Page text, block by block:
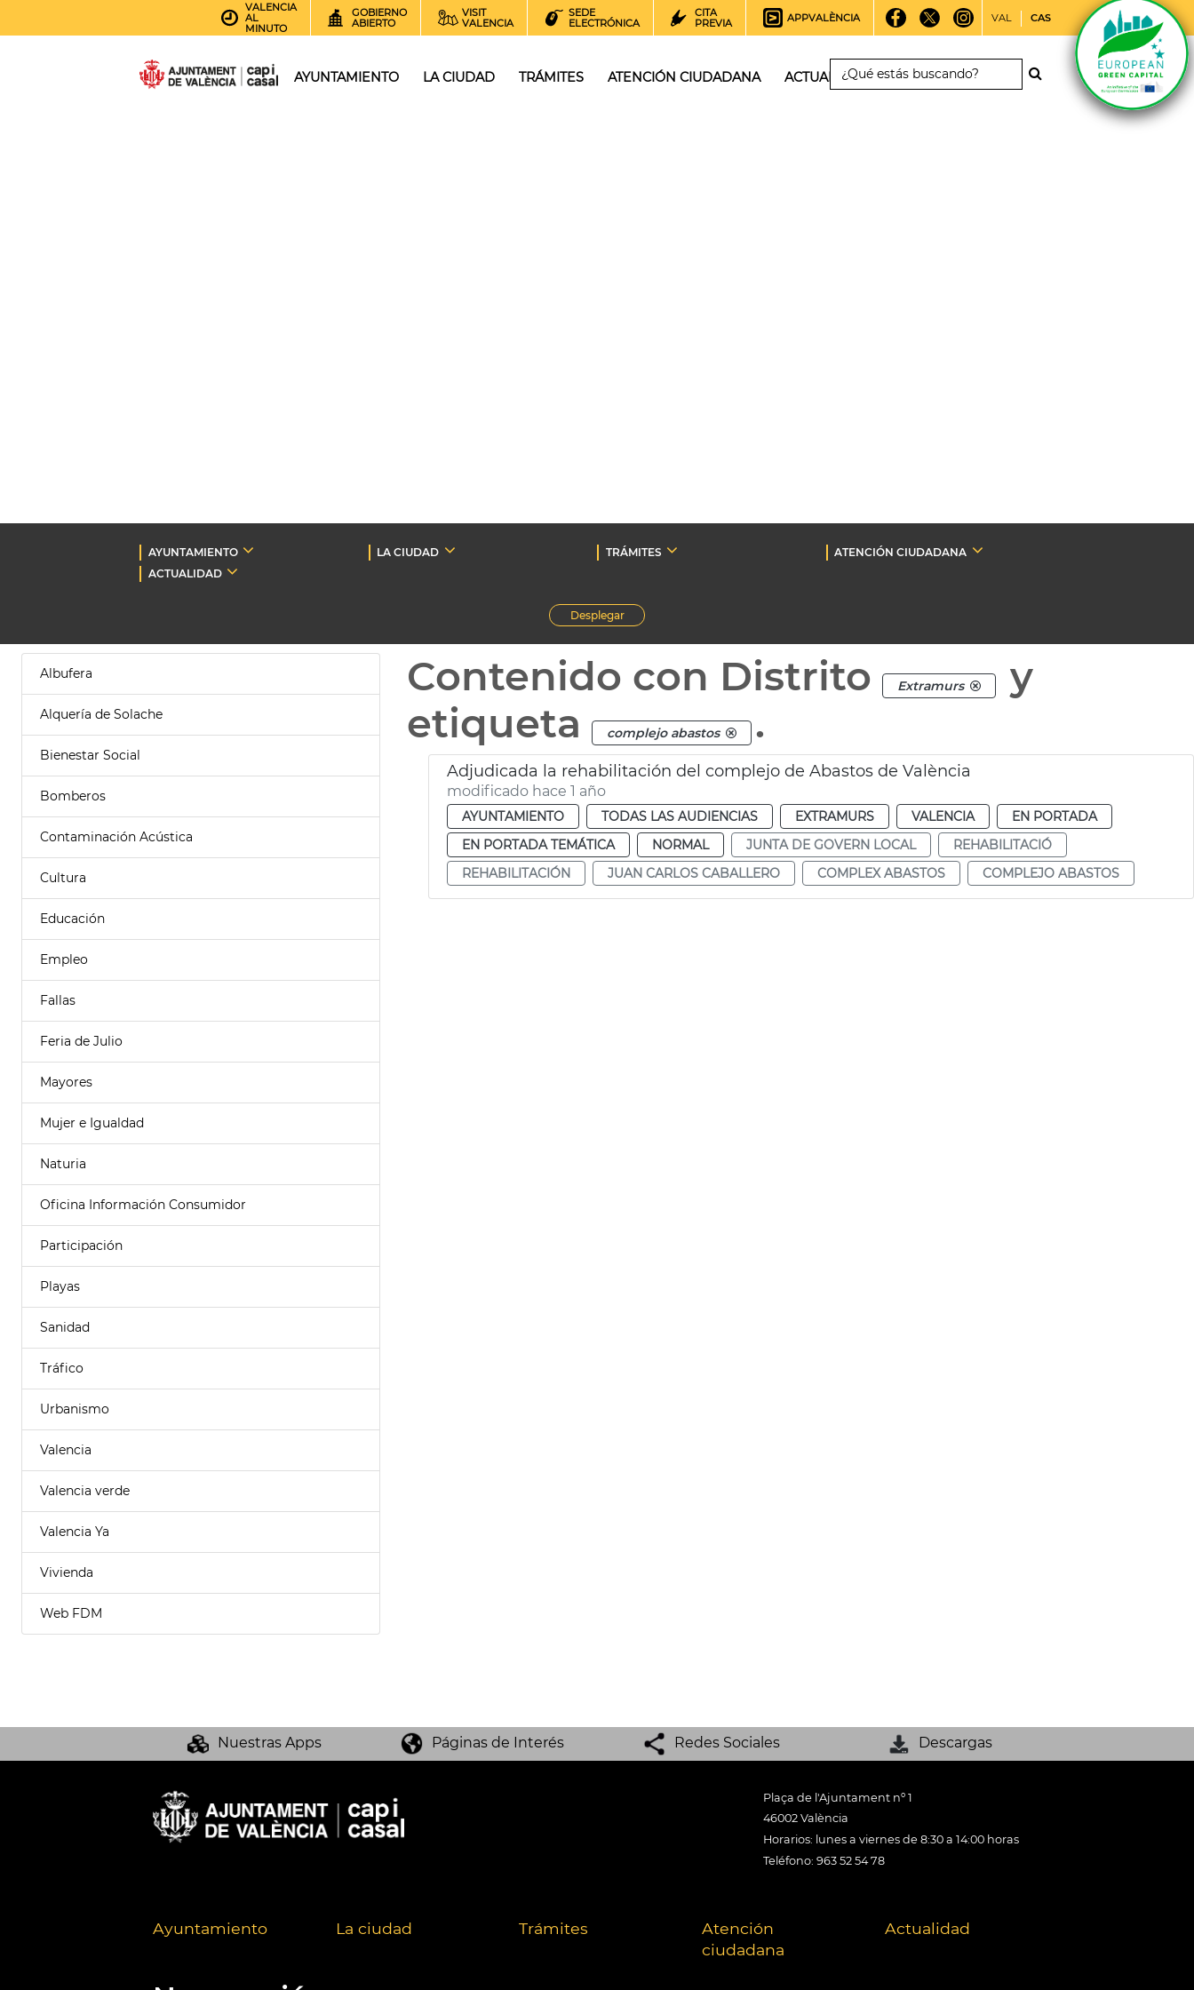
VALENCIA
AL
MINUTO
GOBIERNO
ABIERTO
VISIT
VALENCIA
SEDE
ELECTRÓNICA
CITA
PREVIA
APPVALÈNCIA VAL CAS
AYUNTAMIENTO LA CIUDAD TRÁMITES ATENCIÓN CIUDADANA ACTUALIDAD
AYUNTAMIENTO LA CIUDAD TRÁMITES
ATENCIÓN CIUDADANA
ACTUALIDAD
Desplegar
Albufera
Alquería de Solache
Bienestar Social
Bomberos
Contaminación Acústica
Cultura
Educación
Empleo
Fallas
Feria de Julio
Mayores
Mujer e Igualdad
Naturia
Oficina Información Consumidor
Participación
Playas
Sanidad
Tráfico
Urbanismo
Valencia
Valencia verde
Valencia Ya
Vivienda
Web FDM
Contenido con Distrito Extramurs
y
etiqueta
complejo abastos .
Adjudicada la rehabilitación del complejo de Abastos de València
modificado hace 1 año
AYUNTAMIENTO TODAS LAS AUDIENCIAS EXTRAMURS VALENCIA
EN PORTADA
EN PORTADA TEMÁTICA
NORMAL JUNTA DE GOVERN LOCAL
REHABILITACIÓ
REHABILITACIÓN
JUAN CARLOS CABALLERO COMPLEX ABASTOS COMPLEJO ABASTOS
Nuestras Apps Páginas de Interés Redes Sociales Descargas
Plaça de l'Ajuntament nº 1
46002 València
Horarios: lunes a viernes de 8:30 a 14:00 horas
Teléfono: 963 52 54 78
Ayuntamiento La ciudad Trámites
Atención
ciudadana
Actualidad